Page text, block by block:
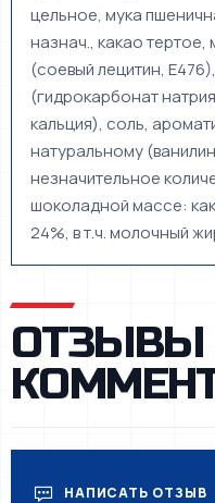
цельное, мука
назнач., какао
(соевый лецитин,
(гидрокарбонат
кальция), соль,
натуральному
незначительное
шоколадной массе:
24%, в т.ч. молочный
ОТЗЫВЫ
НАПИСАТЬ ОТЗЫВ